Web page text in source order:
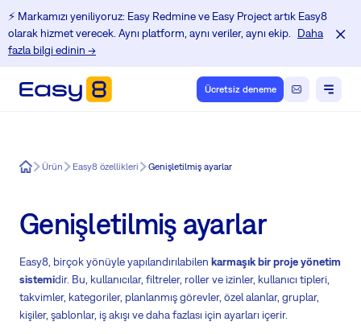
⚡️ Markamızı yeniliyoruz: Easy Redmine ve Easy Project artık Easy8
olarak hizmet verecek. Aynı platform, aynı veriler, aynı ekip.
Daha
fazla bilgi edinin →
Ücretsiz deneme
Easy8Ürün Easy8 özellikleri Genişletilmiş ayarlar
Genişletilmiş ayarlar
Easy8, birçok yönüyle yapılandırılabilen karmaşık bir proje yönetim
sistemidir. Bu, kullanıcılar, filtreler, roller ve izinler, kullanıcı tipleri,
takvimler, kategoriler, planlanmış görevler, özel alanlar, gruplar,
kişiler, şablonlar, iş akışı ve daha fazlası için ayarları içerir.